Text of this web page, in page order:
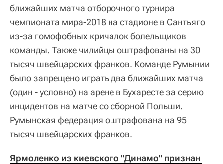
ближайших матча отборочного турнира
чемпионата мира-2018 на стадионе в Сантьяго
из-за гомофобных кричалок болельщиков
команды. Также чилийцы оштрафованы на 30
тысяч швейцарских франков. Команде Румынии
было запрещено играть два ближайших матча
(один - условно) на арене в Бухаресте за серию
инцидентов на матче со сборной Польши.
Румынская федерация оштрафована на 95
тысяч швейцарских франков.
Ярмоленко из киевского "Динамо" признан